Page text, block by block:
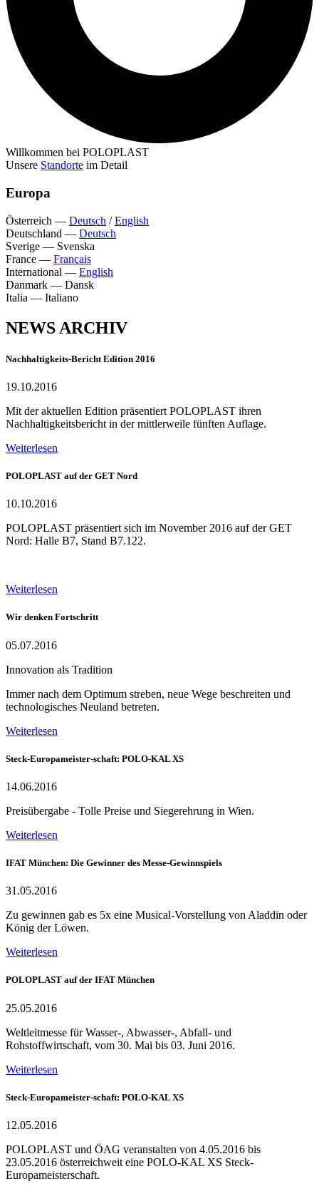
Willkommen bei POLOPLAST
Unsere Standorte im Detail
Europa
Österreich — Deutsch /English
Deutschland — Deutsch
Sverige — Svenska
France — Français
International — English
Danmark — Dansk
Italia — Italiano
NEWS ARCHIV
Nachhaltigkeits-Bericht Edition 2016
19.10.2016
Mit der aktuellen Edition präsentiert POLOPLAST ihren
Nachhaltigkeitsbericht in der mittlerweile fünften Auflage.
Weiterlesen
POLOPLAST auf der GET Nord
10.10.2016
POLOPLAST präsentiert sich im November 2016 auf der GET
Nord: Halle B7, Stand B7.122.
Weiterlesen
Wir denken Fortschritt
05.07.2016
Innovation als Tradition
Immer nach dem Optimum streben, neue Wege beschreiten und
technologisches Neuland betreten.
Weiterlesen
Steck-Europameister-schaft: POLO-KAL XS
14.06.2016
Preisübergabe - Tolle Preise und Siegerehrung in Wien.
Weiterlesen
IFAT München: Die Gewinner des Messe-Gewinnspiels
31.05.2016
Zu gewinnen gab es 5x eine Musical-Vorstellung von Aladdin oder
König der Löwen.
Weiterlesen
POLOPLAST auf der IFAT München
25.05.2016
Weltleitmesse für Wasser-, Abwasser-, Abfall- und
Rohstoffwirtschaft, vom 30. Mai bis 03. Juni 2016.
Weiterlesen
Steck-Europameister-schaft: POLO-KAL XS
12.05.2016
POLOPLAST und ÖAG veranstalten von 4.05.2016 bis
23.05.2016 österreichweit eine POLO-KAL XS Steck-
Europameisterschaft.